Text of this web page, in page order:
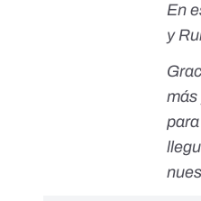
En
y
más